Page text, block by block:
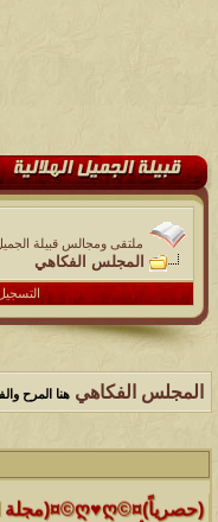
ملتقى ومجالس قبيلة
المجلس الفكاهي
المجلس الفكاهي هنا المرح
(العدد الأول)